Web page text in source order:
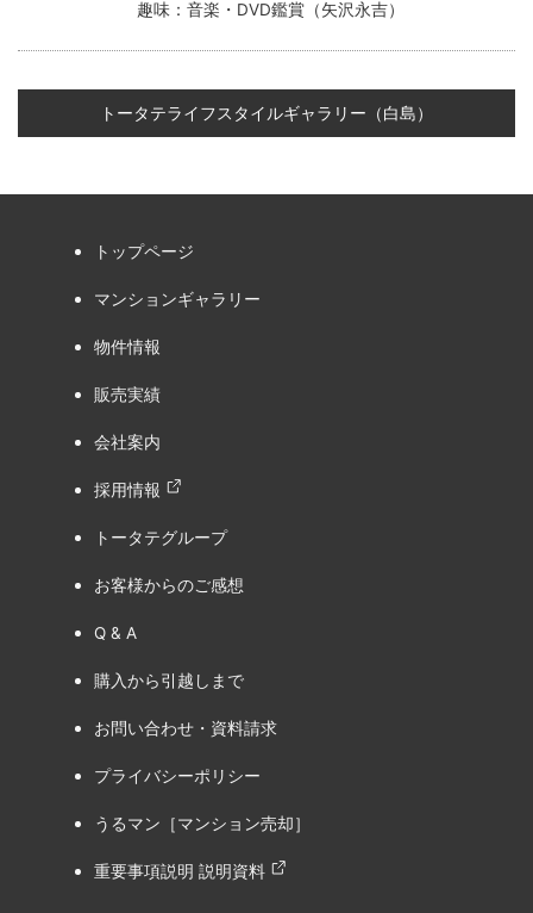
趣味：音楽・DVD鑑賞（矢沢永吉）
トータテライフスタイルギャラリー（白島）
トップページ
マンションギャラリー
物件情報
販売実績
会社案内
採用情報
トータテグループ
お客様からのご感想
Q & A
購入から引越しまで
お問い合わせ・資料請求
プライバシーポリシー
うるマン［マンション売却］
重要事項説明 説明資料